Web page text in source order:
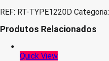
REF: RT-TYPE1220D Categoria:
Produtos Relacionados
Quick View